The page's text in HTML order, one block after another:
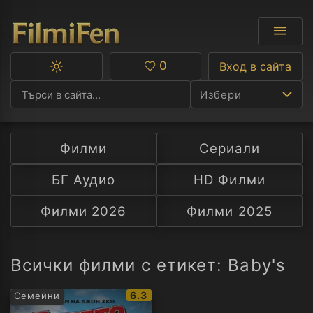
Избери
Ф
С
А
Превключване
тъмна
тема
Любими
0 Вход в сайта
Филми
Сериали
БГ Аудио
HD Филми
Филми 2026
Филми 2025
Всички филми с етикет: Baby's
Семейни
IMDb
рейтинг:
6.3